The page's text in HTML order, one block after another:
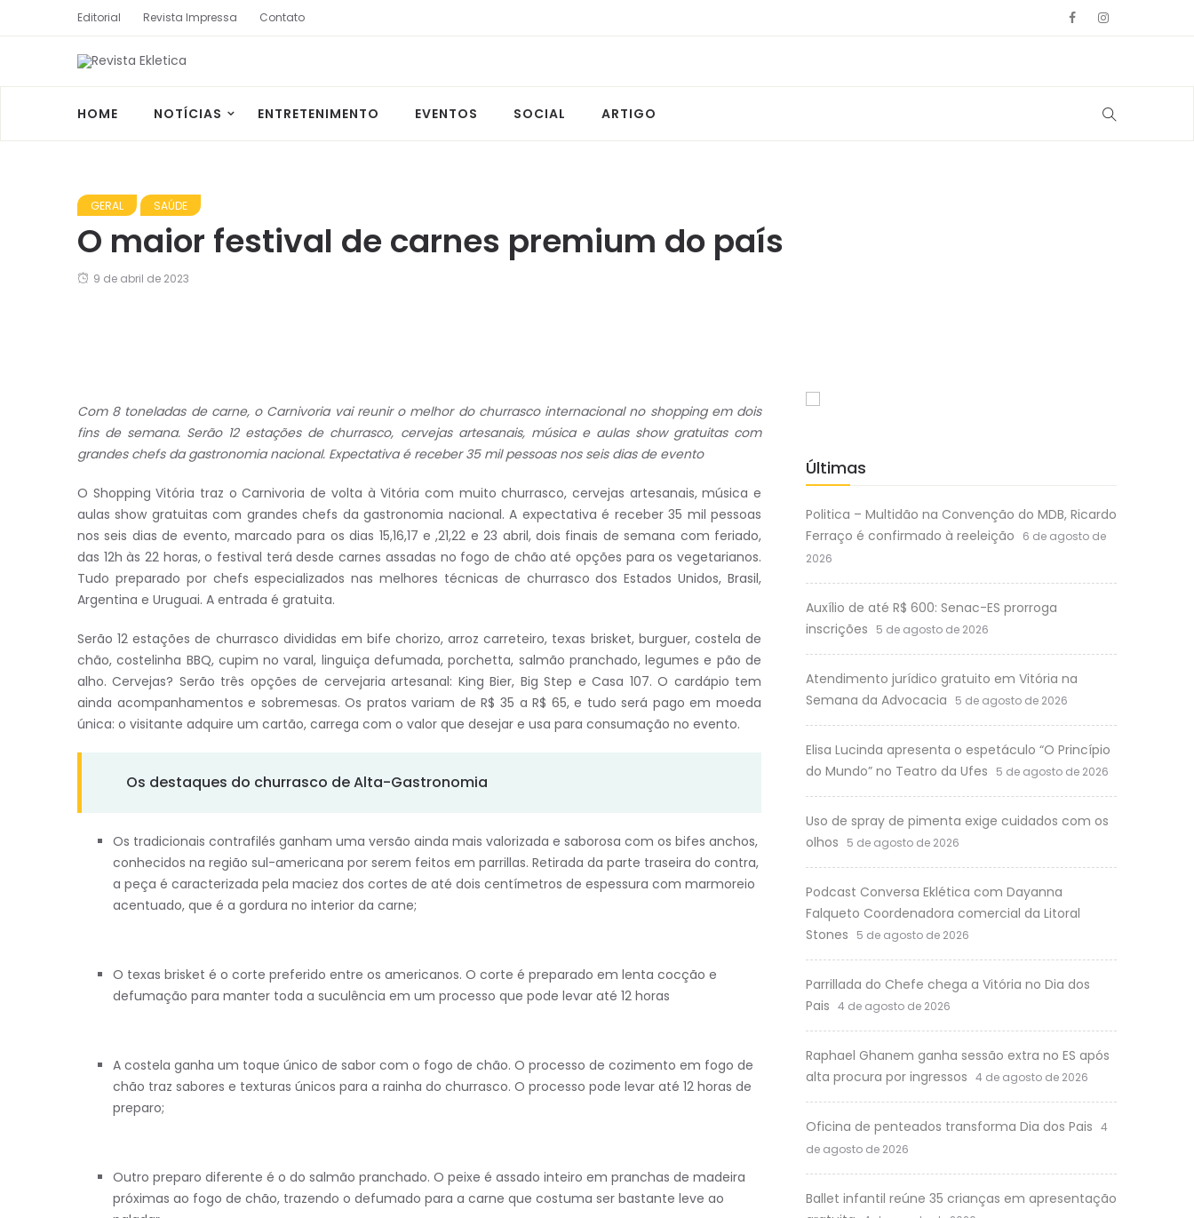
Editorial Revista Impressa Contato
HOME NOTÍCIAS ENTRETENIMENTO EVENTOS SOCIAL ARTIGO
GERAL SAÚDE
O maior festival de carnes premium do país
9 de abril de 2023
Com 8 toneladas de carne, o Carnivoria vai reunir o melhor do churrasco internacional no shopping em dois
fins de semana. Serão 12 estações de churrasco, cervejas artesanais, música e aulas show gratuitas com
grandes chefs da gastronomia nacional. Expectativa é receber 35 mil pessoas nos seis dias de evento
O Shopping Vitória traz o Carnivoria de volta à Vitória com muito churrasco, cervejas artesanais, música e
aulas show gratuitas com grandes chefs da gastronomia nacional. A expectativa é receber 35 mil pessoas
nos seis dias de evento, marcado para os dias 15,16,17 e ,21,22 e 23 abril, dois finais de semana com feriado,
das 12h às 22 horas, o festival terá desde carnes assadas no fogo de chão até opções para os vegetarianos.
Tudo preparado por chefs especializados nas melhores técnicas de churrasco dos Estados Unidos, Brasil,
Argentina e Uruguai. A entrada é gratuita.
Serão 12 estações de churrasco divididas em bife chorizo, arroz carreteiro, texas brisket, burguer, costela de
chão, costelinha BBQ, cupim no varal, linguiça defumada, porchetta, salmão pranchado, legumes e pão de
alho. Cervejas? Serão três opções de cervejaria artesanal: King Bier, Big Step e Casa 107. O cardápio tem
ainda acompanhamentos e sobremesas. Os pratos variam de R$ 35 a R$ 65, e tudo será pago em moeda
única: o visitante adquire um cartão, carrega com o valor que desejar e usa para consumação no evento.
Os destaques do churrasco de Alta-Gastronomia
Os tradicionais contrafilés ganham uma versão ainda mais valorizada e saborosa com os bifes anchos,
conhecidos na região sul-americana por serem feitos em parrillas. Retirada da parte traseira do contra,
a peça é caracterizada pela maciez dos cortes de até dois centímetros de espessura com marmoreio
acentuado, que é a gordura no interior da carne;
O texas brisket é o corte preferido entre os americanos. O corte é preparado em lenta cocção e
defumação para manter toda a suculência em um processo que pode levar até 12 horas
A costela ganha um toque único de sabor com o fogo de chão. O processo de cozimento em fogo de
chão traz sabores e texturas únicos para a rainha do churrasco. O processo pode levar até 12 horas de
preparo;
Outro preparo diferente é o do salmão pranchado. O peixe é assado inteiro em pranchas de madeira
próximas ao fogo de chão, trazendo o defumado para a carne que costuma ser bastante leve ao
Últimas
Politica – Multidão na Convenção do MDB, Ricardo
Ferraço é confirmado à reeleição
6 de agosto de
2026
Auxílio de até R$ 600: Senac-ES prorroga
inscrições
5 de agosto de 2026
Atendimento jurídico gratuito em Vitória na
Semana da Advocacia
5 de agosto de 2026
Elisa Lucinda apresenta o espetáculo “O Princípio
do Mundo” no Teatro da Ufes
5 de agosto de 2026
Uso de spray de pimenta exige cuidados com os
olhos
5 de agosto de 2026
Podcast Conversa Eklética com Dayanna
Falqueto Coordenadora comercial da Litoral
Stones
5 de agosto de 2026
Parrillada do Chefe chega a Vitória no Dia dos
Pais 4 de agosto de 2026
Raphael Ghanem ganha sessão extra no ES após
alta procura por ingressos 4 de agosto de 2026
Oficina de penteados transforma Dia dos Pais 4
de agosto de 2026
Ballet infantil reúne 35 crianças em apresentação